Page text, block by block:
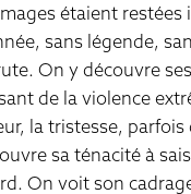
étaient restées
sans légende,
On y découvre
de la violence
la tristesse,
sa ténacité à
On voit son